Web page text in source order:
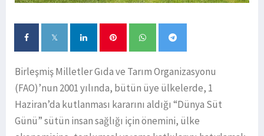
Birleşmiş Milletler Gıda ve Tarım Organizasyonu
(FAO)’nun 2001 yılında, bütün üye ülkelerde, 1
Haziran’da kutlanması kararını aldığı “Dünya Süt
Günü” sütün insan sağlığı için önemini, ülke